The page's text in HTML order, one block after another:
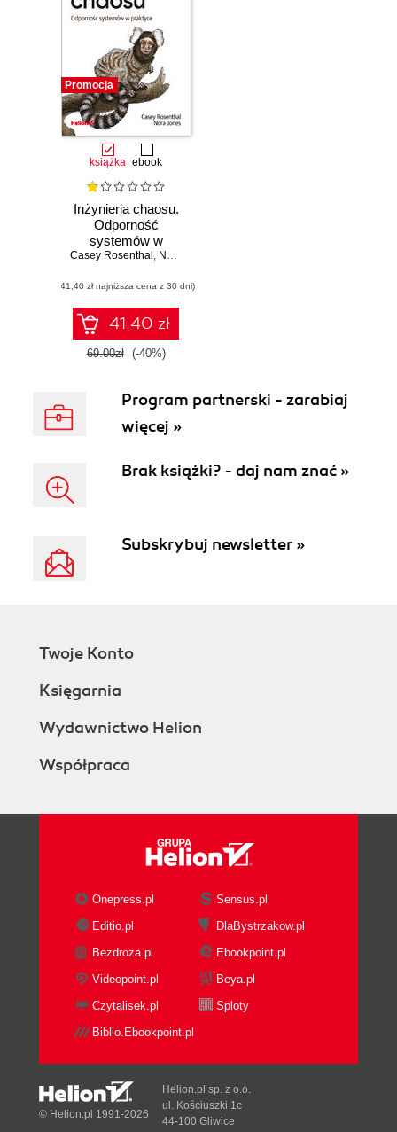
Promocja
książka ebook
Inżynieria chaosu.
Odporność
systemów w
praktyce
Casey Rosenthal , Nora Jones
(41,40 zł najniższa cena z 30 dni)
41.40 zł
69.00zł (-40%)
Program partnerski - zarabiaj
więcej »
Brak książki? - daj nam znać »
Subskrybuj newsletter »
Twoje Konto
Księgarnia
Wydawnictwo Helion
Współpraca
Onepress.pl
Sensus.pl
Editio.pl
DlaBystrzakow.pl
Bezdroza.pl
Ebookpoint.pl
Videopoint.pl
Beya.pl
Czytalisek.pl
Sploty
Biblio.Ebookpoint.pl
© Helion.pl 1991-2026
Helion.pl sp. z o.o.
ul. Kościuszki 1c
44-100 Gliwice